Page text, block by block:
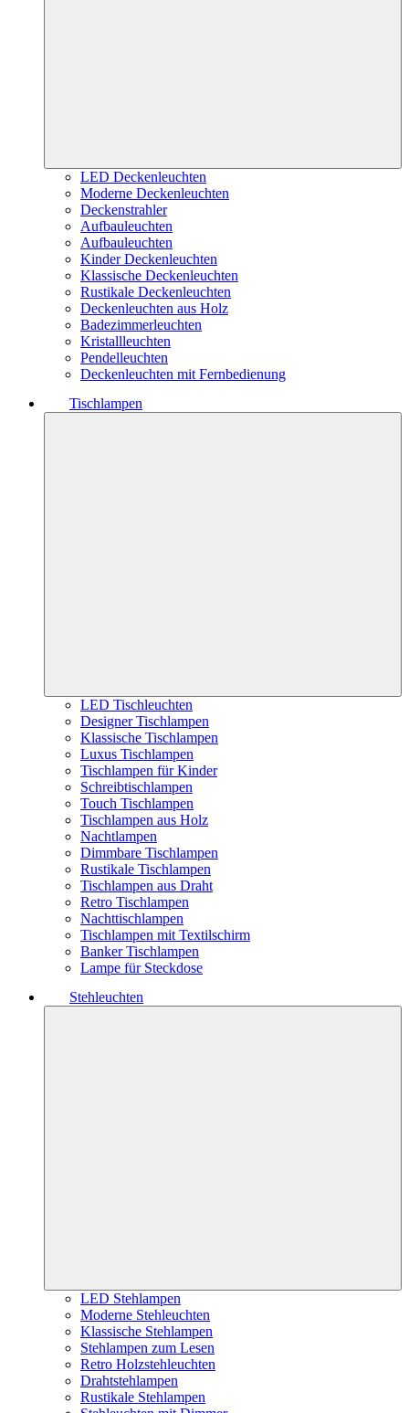
LED Deckenleuchten
Moderne Deckenleuchten
Deckenstrahler
Aufbauleuchten
Aufbauleuchten
Kinder Deckenleuchten
Klassische Deckenleuchten
Rustikale Deckenleuchten
Deckenleuchten aus Holz
Badezimmerleuchten
Kristallleuchten
Pendelleuchten
Deckenleuchten mit Fernbedienung
Tischlampen
LED Tischleuchten
Designer Tischlampen
Klassische Tischlampen
Luxus Tischlampen
Tischlampen für Kinder
Schreibtischlampen
Touch Tischlampen
Tischlampen aus Holz
Nachtlampen
Dimmbare Tischlampen
Rustikale Tischlampen
Tischlampen aus Draht
Retro Tischlampen
Nachttischlampen
Tischlampen mit Textilschirm
Banker Tischlampen
Lampe für Steckdose
Stehleuchten
LED Stehlampen
Moderne Stehleuchten
Klassische Stehlampen
Stehlampen zum Lesen
Retro Holzstehleuchten
Drahtstehlampen
Rustikale Stehlampen